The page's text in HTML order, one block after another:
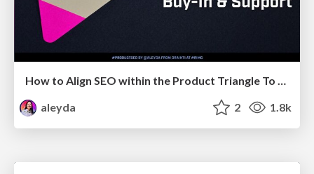
How to Align SEO within the Product Triangle To Get Buy-In & Support - #RIMC
aleyda
2 1.8k